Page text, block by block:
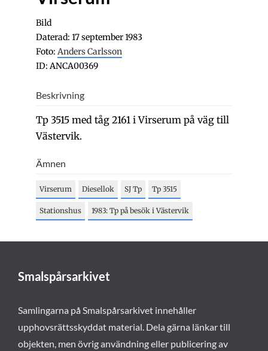
Bild
Daterad: 17 september 1983
Foto: Anders Carlsson
ID: ANCA00369
Beskrivning
Tp 3515 med tåg 2161 i Virserum på väg till
Västervik.
Ämnen
Virserum Diesellok SJ Tp Tp 3515
Stationshus 1983: Tp på besök i Västervik
Smalspårsarkivet
Samlingarna på Smalspårsarkivet innehåller
upphovsrättsskyddat material. Dela gärna länkar till
objekten, men övrig användning eller publicering av